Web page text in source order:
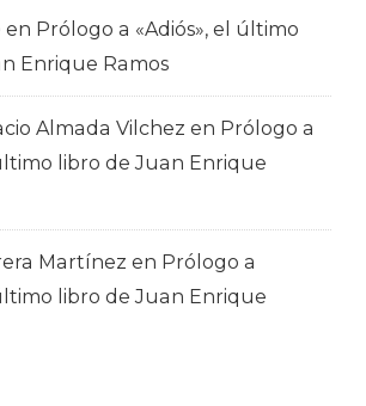
en Prólogo a «Adiós», el último
Enrique Ramos
Almada Vilchez en Prólogo a
libro de Juan Enrique
Martínez en Prólogo a
libro de Juan Enrique